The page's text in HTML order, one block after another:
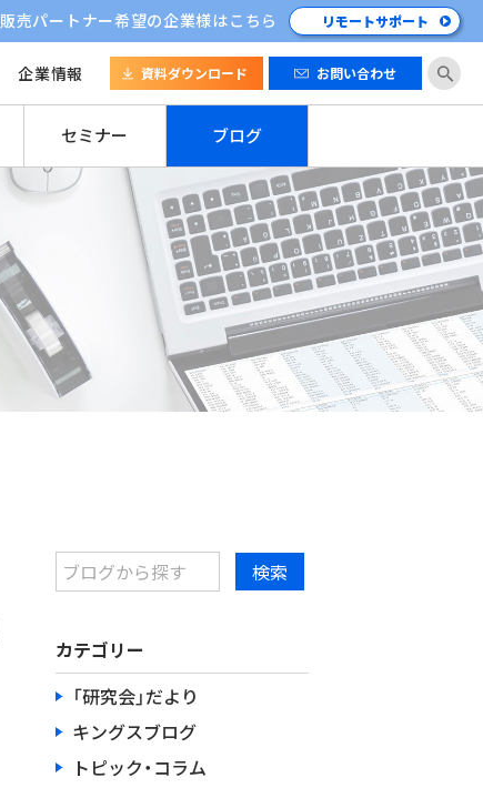
販売パートナー希望の企業様はこちら リモートサポート
企業情報 資料ダウンロード お問い合わせ
セミナー ブログ
カテゴリー
「研究会」だより
キングスブログ
トピック・コラム